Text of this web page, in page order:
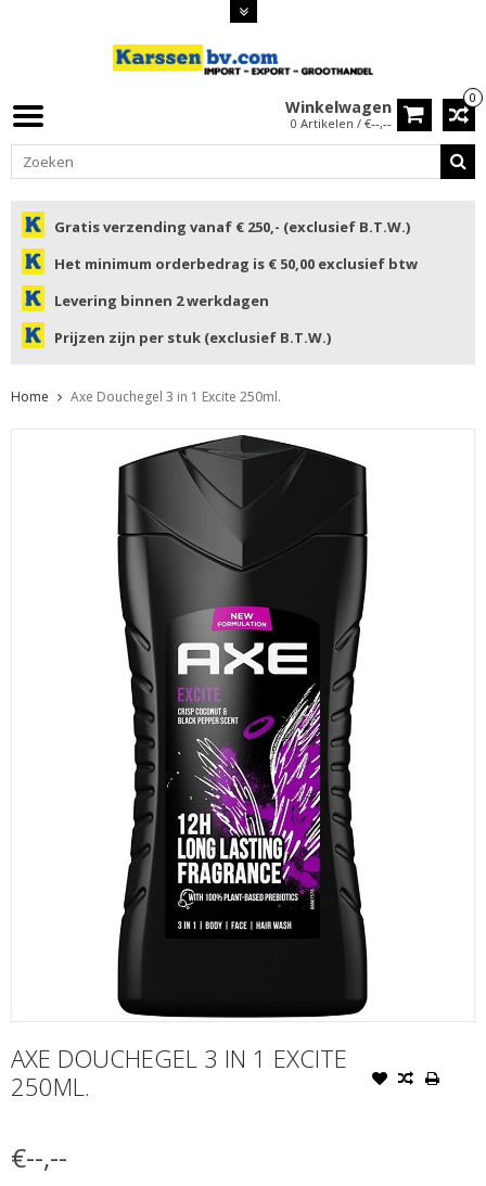
0
Winkelwagen
0 Artikelen / €--,--
Gratis verzending vanaf € 250,- (exclusief B.T.W.)
Het minimum orderbedrag is € 50,00 exclusief btw
Levering binnen 2 werkdagen
Prijzen zijn per stuk (exclusief B.T.W.)
Home Axe Douchegel 3 in 1 Excite 250ml.
AXE DOUCHEGEL 3 IN 1 EXCITE
250ML.
€--,--